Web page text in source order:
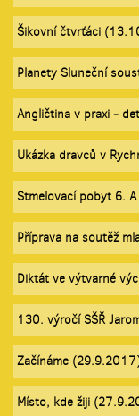
Šikovní čtvrťáci
Planety Sluneční
Angličtina v praxi -
Ukázka dravců v
Stmelovací pobyt 6.
Příprava na soutěž
Diktát ve výtvarné
130. výročí SŠŘ
Začínáme
Místo, kde žiji